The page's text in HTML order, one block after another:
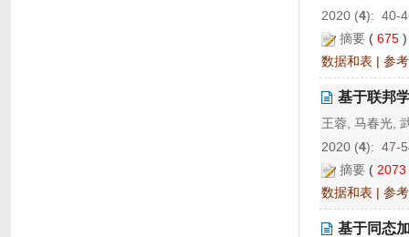
2020 (4): 40-
摘要 ( 675
数据和表 | 参
基于联邦
王蓉, 马春光,
2020 (4): 47-
摘要 ( 2073
数据和表 | 参
基于同态